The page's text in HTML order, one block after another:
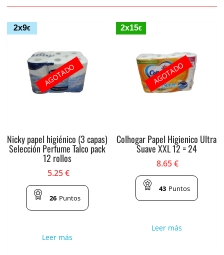
2x9€
Nicky papel higiénico (3 capas)
Selección Perfume Talco pack
12 rollos
5.25€
26 Puntos
Leer más
AGOTADO
2x15€
Colhogar Papel Higienico Ultra
Suave XXL 12 = 24
8.65€
43 Puntos
Leer más
AGOTADO